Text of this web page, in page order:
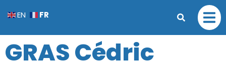
GRAS Cédric
EN FR